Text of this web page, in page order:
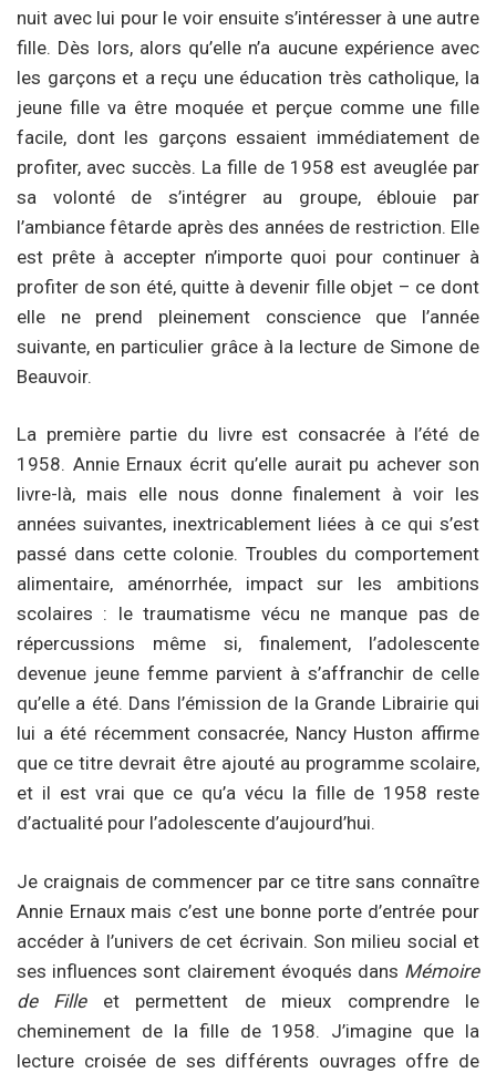
nuit avec lui pour le voir ensuite s’intéresser à une autre
fille. Dès lors, alors qu’elle n’a aucune expérience avec
les garçons et a reçu une éducation très catholique, la
jeune fille va être moquée et perçue comme une fille
facile, dont les garçons essaient immédiatement de
profiter, avec succès. La fille de 1958 est aveuglée par
sa volonté de s’intégrer au groupe, éblouie par
l’ambiance fêtarde après des années de restriction. Elle
est prête à accepter n’importe quoi pour continuer à
profiter de son été, quitte à devenir fille objet – ce dont
elle ne prend pleinement conscience que l’année
suivante, en particulier grâce à la lecture de Simone de
Beauvoir.
La première partie du livre est consacrée à l’été de
1958. Annie Ernaux écrit qu’elle aurait pu achever son
livre-là, mais elle nous donne finalement à voir les
années suivantes, inextricablement liées à ce qui s’est
passé dans cette colonie. Troubles du comportement
alimentaire, aménorrhée, impact sur les ambitions
scolaires : le traumatisme vécu ne manque pas de
répercussions même si, finalement, l’adolescente
devenue jeune femme parvient à s’affranchir de celle
qu’elle a été. Dans l’émission de la Grande Librairie qui
lui a été récemment consacrée, Nancy Huston affirme
que ce titre devrait être ajouté au programme scolaire,
et il est vrai que ce qu’a vécu la fille de 1958 reste
d’actualité pour l’adolescente d’aujourd’hui.
Je craignais de commencer par ce titre sans connaître
Annie Ernaux mais c’est une bonne porte d’entrée pour
accéder à l’univers de cet écrivain. Son milieu social et
ses influences sont clairement évoqués dans Mémoire
de Filleet permettent de mieux comprendre le
cheminement de la fille de 1958. J’imagine que la
lecture croisée de ses différents ouvrages offre de